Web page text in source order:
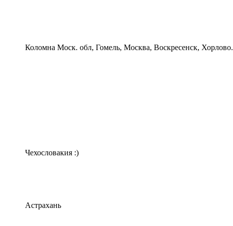
Коломна Моск. обл, Гомель, Москва, Воскресенск, Хорлово.
Чехословакия :)
Астрахань